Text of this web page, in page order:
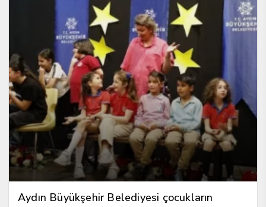
Aydın Büyükşehir Belediyesi çocukların